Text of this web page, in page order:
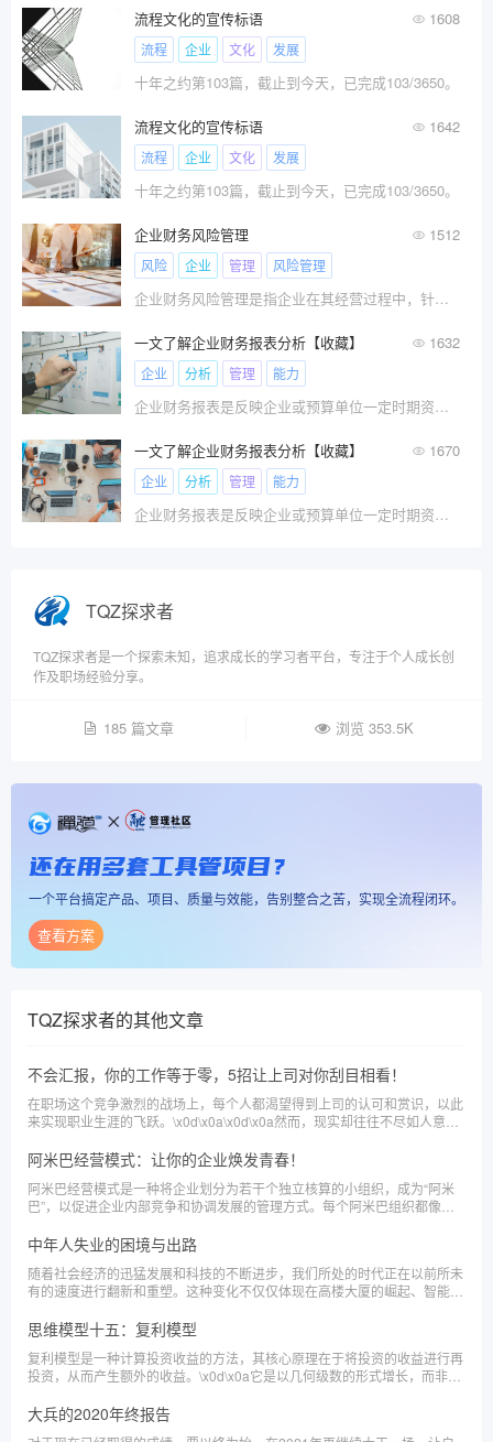
流程文化的宣传标语 1608
流程 企业 文化 发展
十年之约第103篇，截止到今天，已完成103/3650。
流程文化的宣传标语 1642
流程 企业 文化 发展
十年之约第103篇，截止到今天，已完成103/3650。
企业财务风险管理 1512
风险 企业 管理 风险管理
企业财务风险管理是指企业在其经营过程中，针对可能出现的财务风险进行识别、度量、分析和评价，并据此制定和实施相应
一文了解企业财务报表分析【收藏】 1632
企业 分析 管理 能力
企业财务报表是反映企业或预算单位一定时期资金、利润状况的会计报表。我国财务报表的种类、格式、编报要求，均由统一的会计制度作出规定，要求企业定期编报。
一文了解企业财务报表分析【收藏】 1670
企业 分析 管理 能力
企业财务报表是反映企业或预算单位一定时期资金、利润状况的会计报表。我国财务报表的种类、格式、编报要求，均由统一的会计制度作出规定，要求企业定期编报。
TQZ探求者
TQZ探求者是一个探索未知，追求成长的学习者平台，专注于个人成长创
作及职场经验分享。
185 篇文章 浏览 353.5K
还在用多套工具管项目？
一个平台搞定产品、项目、质量与效能，告别整合之苦，实现全流程闭环。
查看方案
TQZ探求者的其他文章
不会汇报，你的工作等于零，5招让上司对你刮目相看！
在职场这个竞争激烈的战场上，每个人都渴望得到上司的认可和赏识，以此
来实现职业生涯的飞跃。\x0d\x0a\x0d\x0a然而，现实却往往不尽如人意。
是与你擦肩而过。\x0d\x0a\x0d\x0a这时，你是否反思过：问题的症结究竟
在哪里？
阿米巴经营模式：让你的企业焕发青春！
阿米巴经营模式是一种将企业划分为若干个独立核算的小组织，成为“阿米
巴”，以促进企业内部竞争和协调发展的管理方式。每个阿米巴组织都像一
效益的提升。
中年人失业的困境与出路
随着社会经济的迅猛发展和科技的不断进步，我们所处的时代正在以前所未
有的速度进行翻新和重塑。这种变化不仅仅体现在高楼大厦的崛起、智能手
式、工作模式和价值观念。
思维模型十五：复利模型
复利模型是一种计算投资收益的方法，其核心原理在于将投资的收益进行再
投资，从而产生额外的收益。\x0d\x0a它是以几何级数的形式增长，而非算
惊人的增长。
大兵的2020年终报告